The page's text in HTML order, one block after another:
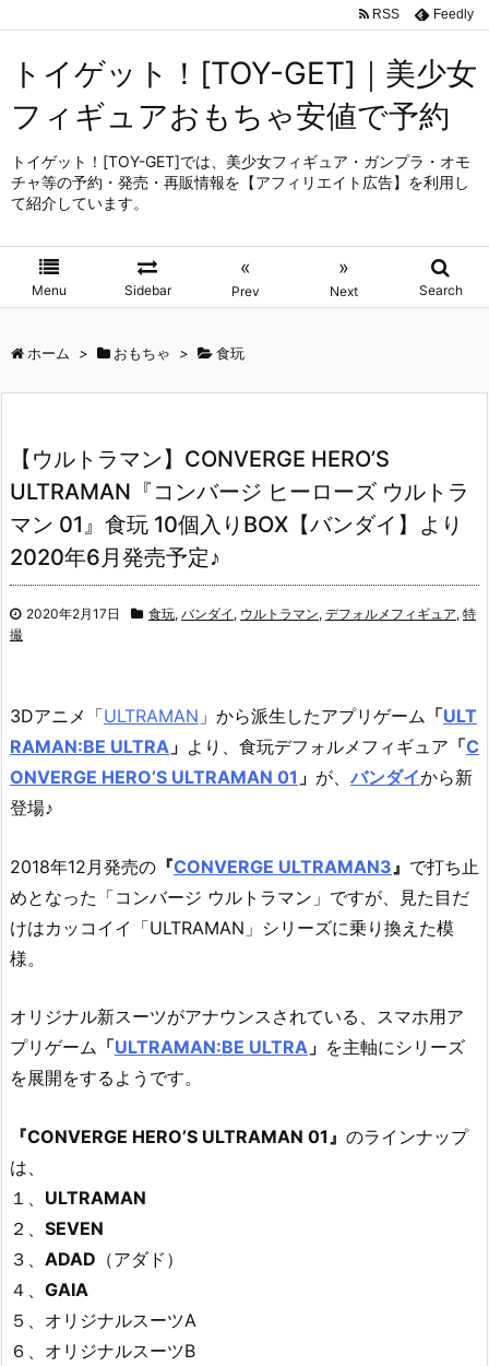
トイゲット！[TOY-GET]｜美少女
フィギュアおもちゃ安値で予約
トイゲット！[TOY-GET]では、美少女フィギュア・ガンプラ・オモ
チャ等の予約・発売・再販情報を【アフィリエイト広告】を利用し
て紹介しています。
Menu Sidebar
«
Prev
»
Next Search
RSS Feedly
ホーム > おもちゃ > 食玩
【ウルトラマン】CONVERGE HERO’S
ULTRAMAN『コンバージ ヒーローズ ウルトラ
マン 01』食玩 10個入りBOX【バンダイ】より
2020年6月発売予定♪
2020年2月17日 食玩, バンダイ , ウルトラマン, デフォルメフィギュア, 特
撮
3Dアニメ「ULTRAMAN 」から派生したアプリゲーム 「ULT
RAMAN:BE ULTRA 」 より、食玩デフォルメフィギュア 「C
ONVERGE HERO’S ULTRAMAN 01 」 が、バンダイから新
登場♪
2018年12月発売の 『CONVERGE ULTRAMAN3 』 で打ち止
めとなった「コンバージ ウルトラマン」ですが、見た目だ
けはカッコイイ「ULTRAMAN」シリーズに乗り換えた模
様。
オリジナル新スーツがアナウンスされている、スマホ用ア
プリゲーム 「ULTRAMAN:BE ULTRA 」 を主軸にシリーズ
を展開をするようです。
『CONVERGE HERO’S ULTRAMAN 01』 のラインナップ
は、
１、 ULTRAMAN
２、 SEVEN
３、 ADAD （アダド）
４、 GAIA
５、オリジナルスーツA
６、オリジナルスーツB